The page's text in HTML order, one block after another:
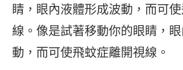
睛，眼內液體形成波動，而可
線。像是試著移動你的眼睛，
動，而可使飛蚊症離開視線。